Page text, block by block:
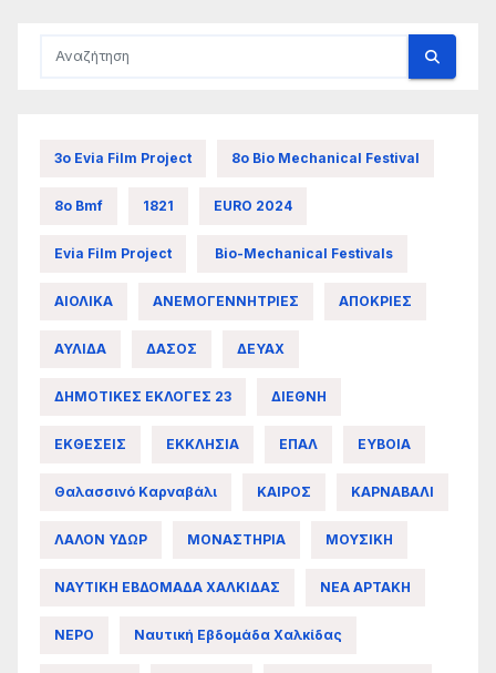
3ο Evia Film Project 8ο Bio Mechanical Festival
8ο Bmf 1821 EURO 2024
Evia Film Project Bio-Mechanical Festivals
ΑΙΟΛΙΚΑ ΑΝΕΜΟΓΕΝΝΗΤΡΙΕΣ ΑΠΟΚΡΙΕΣ
ΑΥΛΙΔΑ ΔΑΣΟΣ ΔΕΥΑΧ
ΔΗΜΟΤΙΚΕΣ ΕΚΛΟΓΕΣ 23 ΔΙΕΘΝΗ
ΕΚΘΕΣΕΙΣ ΕΚΚΛΗΣΙΑ ΕΠΑΛ ΕΥΒΟΙΑ
Θαλασσινό Καρναβάλι ΚΑΙΡΟΣ ΚΑΡΝΑΒΑΛΙ
ΛΑΛΟΝ ΥΔΩΡ ΜΟΝΑΣΤΗΡΙΑ ΜΟΥΣΙΚΗ
ΝΑΥΤΙΚΗ ΕΒΔΟΜΑΔΑ ΧΑΛΚΙΔΑΣ ΝΕΑ ΑΡΤΑΚΗ
ΝΕΡΟ Ναυτική Εβδομάδα Χαλκίδας